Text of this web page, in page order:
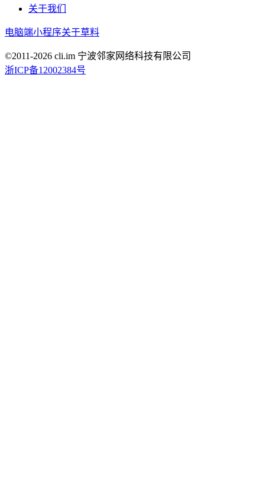
关于我们
电脑端小程序关于草料
©2011-2026 cli.im 宁波邻家网络科技有限公司
浙ICP备12002384号